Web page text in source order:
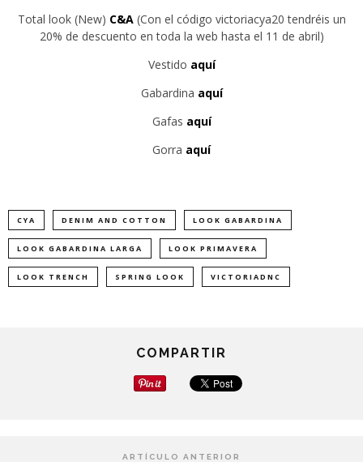
Total look (New) C&A (Con el código victoriacya20 tendréis un
20% de descuento en toda la web hasta el 11 de abril)
Vestido aquí
Gabardina aquí
Gafas aquí
Gorra aquí
CYA DENIM AND COTTON LOOK GABARDINA
LOOK GABARDINA LARGA LOOK PRIMAVERA
LOOK TRENCH SPRING LOOK VICTORIADNC
COMPARTIR
ARTÍCULO ANTERIOR